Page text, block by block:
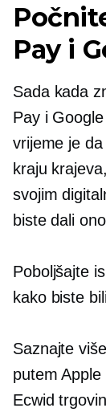
Pay i
Sada kada
Pay i
vrijeme je
kraju
svojim
biste dali
Poboljšajte
kako biste
Saznajte
putem
Ecwid